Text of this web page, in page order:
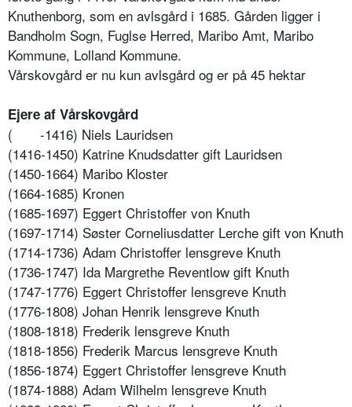
Knuthenborg, som en avlsgård i 1685. Gården ligger i
Bandholm Sogn, Fuglse Herred, Maribo Amt, Maribo
Kommune, Lolland Kommune.
Vårskovgård er nu kun avlsgård og er på 45 hektar
Ejere af Vårskovgård
(
-1416) Niels Lauridsen
(1416-1450) Katrine Knudsdatter gift Lauridsen
(1450-1664) Maribo Kloster
(1664-1685) Kronen
(1685-1697) Eggert Christoffer von Knuth
(1697-1714) Søster Corneliusdatter Lerche gift von Knuth
(1714-1736) Adam Christoffer lensgreve Knuth
(1736-1747) Ida Margrethe Reventlow gift Knuth
(1747-1776) Eggert Christoffer lensgreve Knuth
(1776-1808) Johan Henrik lensgreve Knuth
(1808-1818) Frederik lensgreve Knuth
(1818-1856) Frederik Marcus lensgreve Knuth
(1856-1874) Eggert Christoffer lensgreve Knuth
(1874-1888) Adam Wilhelm lensgreve Knuth